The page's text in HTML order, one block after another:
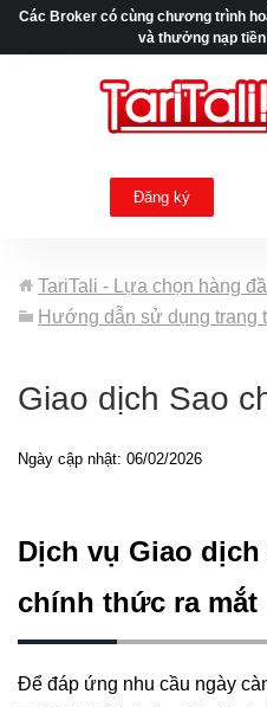
Các Broker có cùng chương trình
và thưởng nạp
Đăng ký
TariTali - Lựa chọn hàng
Hướng dẫn sử dụng trang
Giao dịch Sao
Ngày cập nhật: 06/02/2026
Dịch vụ Giao dịch
chính thức ra mắt
Để đáp ứng nhu cầu ngày